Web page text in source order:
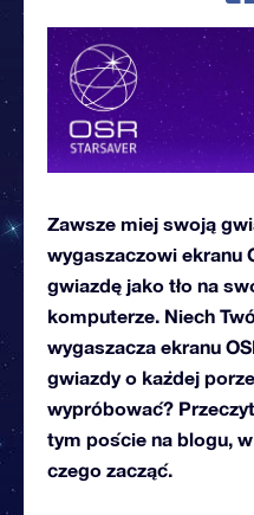
Zawsze miej swoją
wygaszaczowi ekranu
gwiazdę jako tło na
komputerze. Niech
wygaszacza ekranu
gwiazdy o każdej
wypróbować?
tym poście na blogu,
czego zacząć.